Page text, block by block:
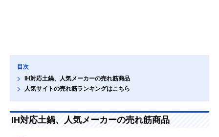
目次
IH対応土鍋、人気メーカーの売れ筋商品
人気サイトの売れ筋ランキングはこちら
IH対応土鍋、人気メーカーの売れ筋商品